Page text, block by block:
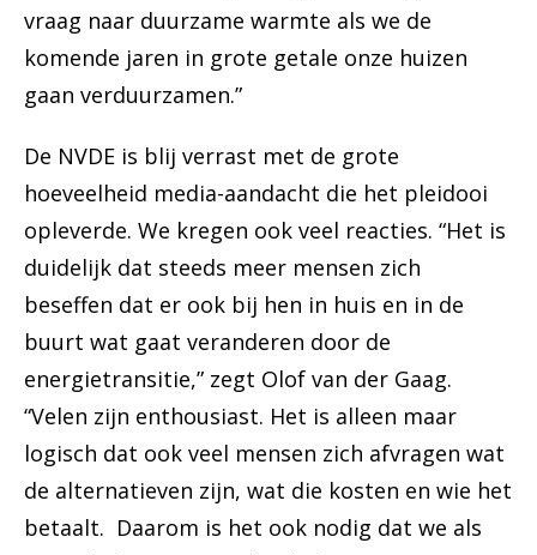
vraag naar duurzame warmte als we de
komende jaren in grote getale onze huizen
gaan verduurzamen.”
De NVDE is blij verrast met de grote
hoeveelheid media-aandacht die het pleidooi
opleverde. We kregen ook veel reacties. “Het is
duidelijk dat steeds meer mensen zich
beseffen dat er ook bij hen in huis en in de
buurt wat gaat veranderen door de
energietransitie,” zegt Olof van der Gaag.
“Velen zijn enthousiast. Het is alleen maar
logisch dat ook veel mensen zich afvragen wat
de alternatieven zijn, wat die kosten en wie het
betaalt. Daarom is het ook nodig dat we als